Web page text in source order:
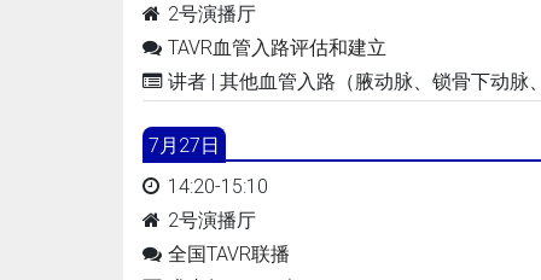
2号演播厅
TAVR血管入路评估和建立
讲者 | 其他血管入路（腋动脉、锁骨下动
7月27日
14:20-15:10
2号演播厅
全国TAVR联播